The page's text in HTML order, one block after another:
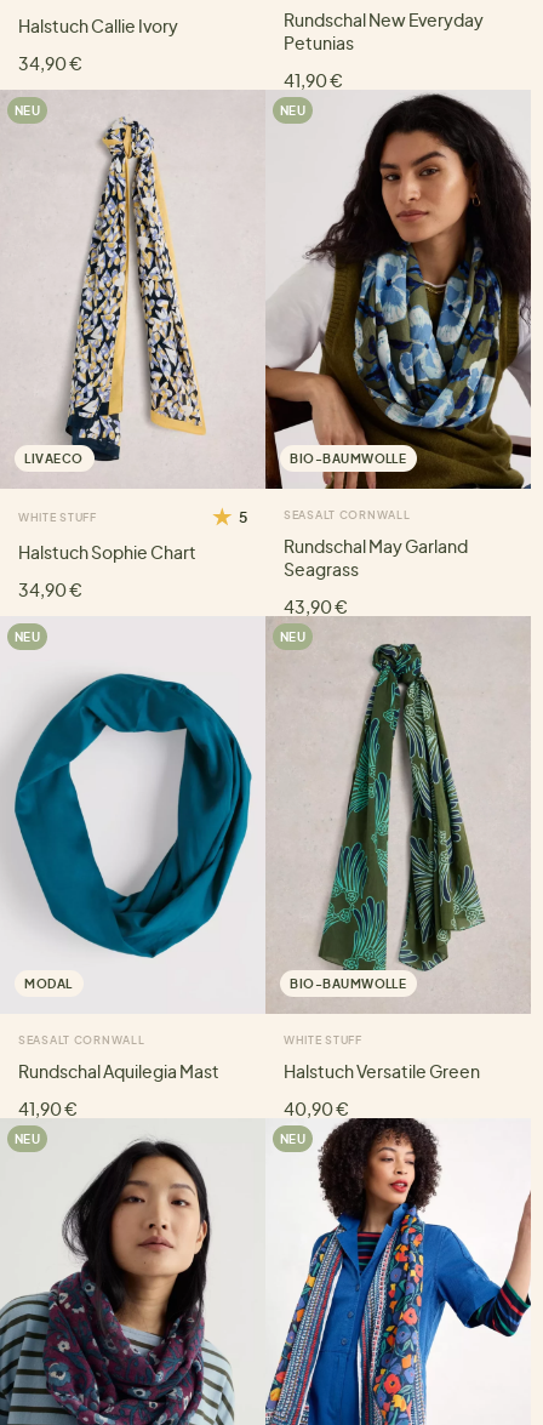
Halstuch Callie Ivory
34,90 €
Rundschal New Everyday
Petunias
41,90 €
NEU
LIVAECO
WHITE STUFF 5
Halstuch Sophie Chart
34,90 €
NEU
BIO-BAUMWOLLE
SEASALT CORNWALL
Rundschal May Garland
Seagrass
43,90 €
NEU
MODAL
SEASALT CORNWALL
Rundschal Aquilegia Mast
41,90 €
NEU
BIO-BAUMWOLLE
WHITE STUFF
Halstuch Versatile Green
40,90 €
NEU NEU